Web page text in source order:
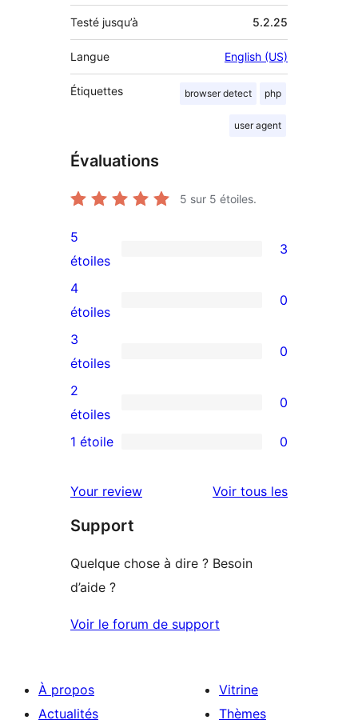
Testé jusqu’à 5.2.25
Langue English (US)
Étiquettes browser detect php
user agent
Évaluations
5 sur 5 étoiles.
3
avis
à
5
étoiles
5
étoiles
3
0
avis
à
4
étoile
4
étoiles
0
0
avis
à
3
3
étoiles
0
0
avis
2
2
étoiles
0
à
1
1 étoile 0
Your review Voir tous lesavis
Support
Quelque chose à dire ? Besoin
d’aide ?
Voir le forum de support
À propos
Actualités
Vitrine
Thèmes